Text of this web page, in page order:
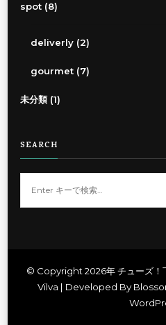
spot (8)
deliverly (2)
gourmet (7)
未分類(1)
SEARCH
し© Copyright 2026年チューズ！
Vilva | Developed By